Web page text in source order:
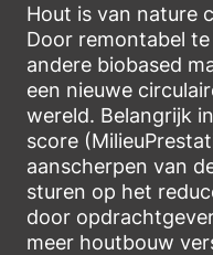
Hout is van nature
Door remontabel
andere biobased
een nieuwe
wereld. Belangrijk
score
aanscherpen van
sturen op het
door
meer houtbouw